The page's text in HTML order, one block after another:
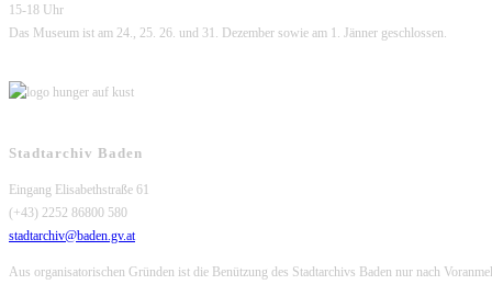
15-18 Uhr
Das Museum ist am 24., 25. 26. und 31. Dezember sowie am 1. Jänner geschlossen.
Stadtarchiv Baden
Eingang Elisabethstraße 61
(+43) 2252 86800 580
stadtarchiv@baden.gv.at
Aus organisatorischen Gründen ist die Benützung des Stadtarchivs Baden nur nach